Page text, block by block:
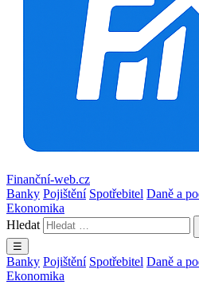
Finanční-web.cz
Banky Pojištění Spotřebitel Daně a
Ekonomika
Hledat
☰
Banky Pojištění Spotřebitel Daně a
Ekonomika